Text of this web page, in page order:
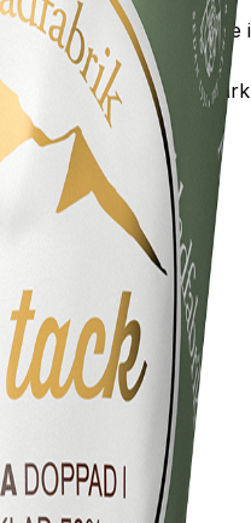
chokladkolor doppade i
green chocolate
toffees dipped in dark